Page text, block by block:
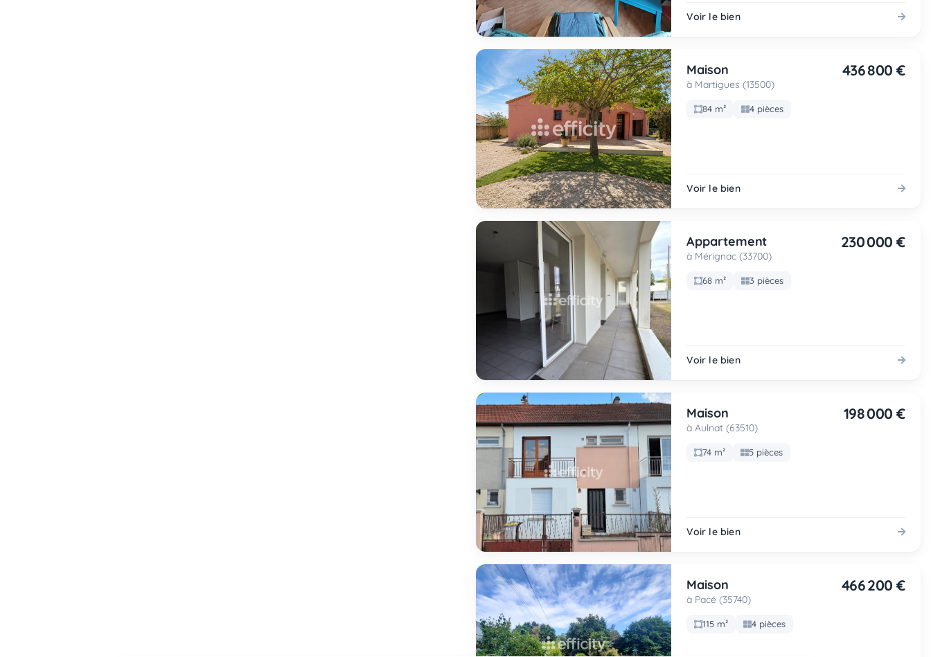
Voir le bien
Maison
à Martigues (13500)
436 800 €
84 m² 4 pièces
Voir le bien
Appartement
à Mérignac (33700)
230 000 €
68 m² 3 pièces
Voir le bien
Maison
à Aulnat (63510)
198 000 €
74 m² 5 pièces
Voir le bien
Maison
à Pacé (35740)
466 200 €
115 m² 4 pièces